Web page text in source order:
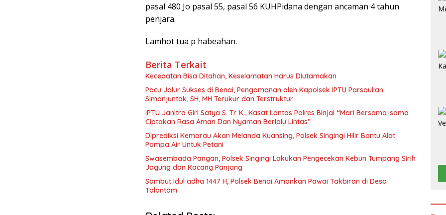
pasal 480 Jo pasal 55, pasal 56 KUHPidana dengan ancaman 4 tahun
penjara.
Lamhot tua p habeahan.
Berita Terkait
Kecepatan Bisa Ditahan, Keselamatan Harus Diutamakan
Pacu Jalur Sukses di Benai, Pengamanan oleh Kapolsek IPTU Parsaulian
Simanjuntak, SH, MH Terukur dan Terstruktur
IPTU Janitra Giri Satya S. Tr. K., Kasat Lantas Polres Binjai “Mari Bersama-sama
Ciptakan Rasa Aman Dan Nyaman Berlalu Lintas”
Diprediksi Kemarau Akan Melanda Kuansing, Polsek Singingi Hilir Bantu Alat
Pompa Air Untuk Petani
Swasembada Pangan, Polsek Singingi Lakukan Pengecekan Kebun Tumpang Sirih
Jagung dan Kacang Panjang
Sambut Idul adha 1447 H, Polsek Benai Amankan Pawai Takbiran di Desa
Talontam